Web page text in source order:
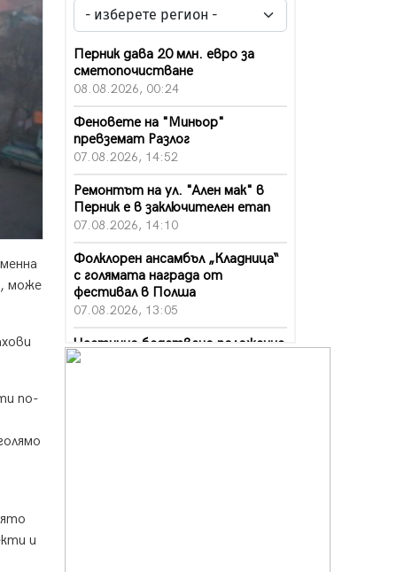
може
по-
и
Перник дава 20 млн. евро за
сметопочистване
08.08.2026, 00:24
Феновете на "Миньор"
превземат Разлог
07.08.2026, 14:52
Ремонтът на ул. "Ален мак" в
Перник е в заключителен етап
07.08.2026, 14:10
Фолклорен ансамбъл „Кладница“
с голямата награда от
фестивал в Полша
07.08.2026, 13:05
Частично бедствено положение
в Перник заради пропаднал път,